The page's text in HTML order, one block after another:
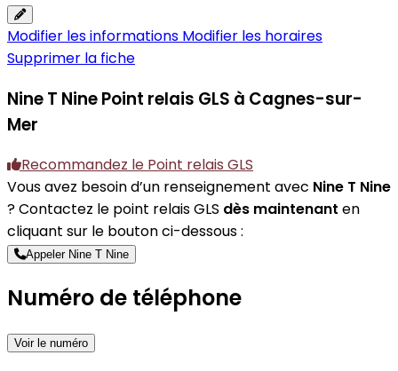
Modifier les informations Modifier les horaires
Supprimer la fiche
Nine T NinePoint relais GLS à Cagnes-sur-
Mer
Recommandez le Point relais GLS
Vous avez besoin d’un renseignement avec Nine T Nine
? Contactez le point relais GLS dès maintenant en
cliquant sur le bouton ci-dessous :
Appeler Nine T Nine
Numéro de téléphone
Voir le numéro